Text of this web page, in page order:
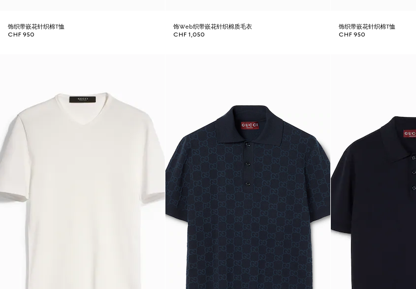
饰织带嵌花针织棉T恤
CHF 950
饰Web织带嵌花针织棉质毛衣
CHF 1,050
饰织带嵌花针织棉T恤
CHF 950